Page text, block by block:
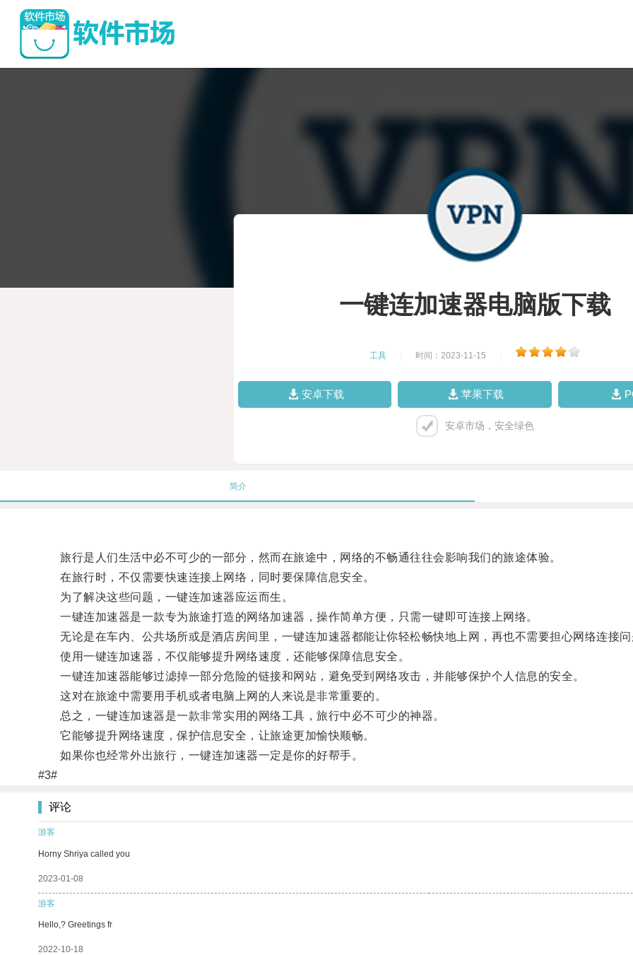
一键连加速器电脑版下载
工具 时间：2023-11-15
安卓下载 苹果下载
安卓市场，安全绿色
简介
旅行是人们生活中必不可少的一部分，然而在旅途中，网络的不畅通往往会影响我们的旅途体验。
在旅行时，不仅需要快速连接上网络，同时要保障信息安全。
为了解决这些问题，一键连加速器应运而生。
一键连加速器是一款专为旅途打造的网络加速器，操作简单方便，只需一键即可连接上网络。
无论是在车内、公共场所或是酒店房间里，一键连加速器都能让你轻松畅快地上网，再也不需要担心网络连接问
使用一键连加速器，不仅能够提升网络速度，还能够保障信息安全。
一键连加速器能够过滤掉一部分危险的链接和网站，避免受到网络攻击，并能够保护个人信息的安全。
这对在旅途中需要用手机或者电脑上网的人来说是非常重要的。
总之，一键连加速器是一款非常实用的网络工具，旅行中必不可少的神器。
它能够提升网络速度，保护信息安全，让旅途更加愉快顺畅。
如果你也经常外出旅行，一键连加速器一定是你的好帮手。
#3#
评论
游客
Horny Shriya called you
2023-01-08
游客
Hello,? Greetings fr
2022-10-18